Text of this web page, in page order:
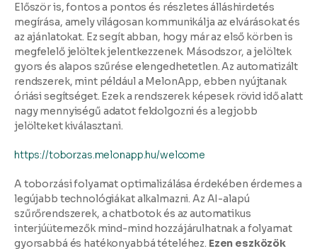
Először is, fontos a pontos és részletes álláshirdetés
megírása, amely világosan kommunikálja az elvárásokat és
az ajánlatokat. Ez segít abban, hogy már az első körben is
megfelelő jelöltek jelentkezzenek. Másodszor, a jelöltek
gyors és alapos szűrése elengedhetetlen. Az automatizált
rendszerek, mint például a MelonApp, ebben nyújtanak
óriási segítséget. Ezek a rendszerek képesek rövid idő alatt
nagy mennyiségű adatot feldolgozni és a legjobb
jelölteket kiválasztani.
https://toborzas.melonapp.hu/welcome
A toborzási folyamat optimalizálása érdekében érdemes a
legújabb technológiákat alkalmazni. Az AI-alapú
szűrőrendszerek, a chatbotok és az automatikus
interjúütemezők mind-mind hozzájárulhatnak a folyamat
gyorsabbá és hatékonyabbá tételéhez. Ezen eszközök